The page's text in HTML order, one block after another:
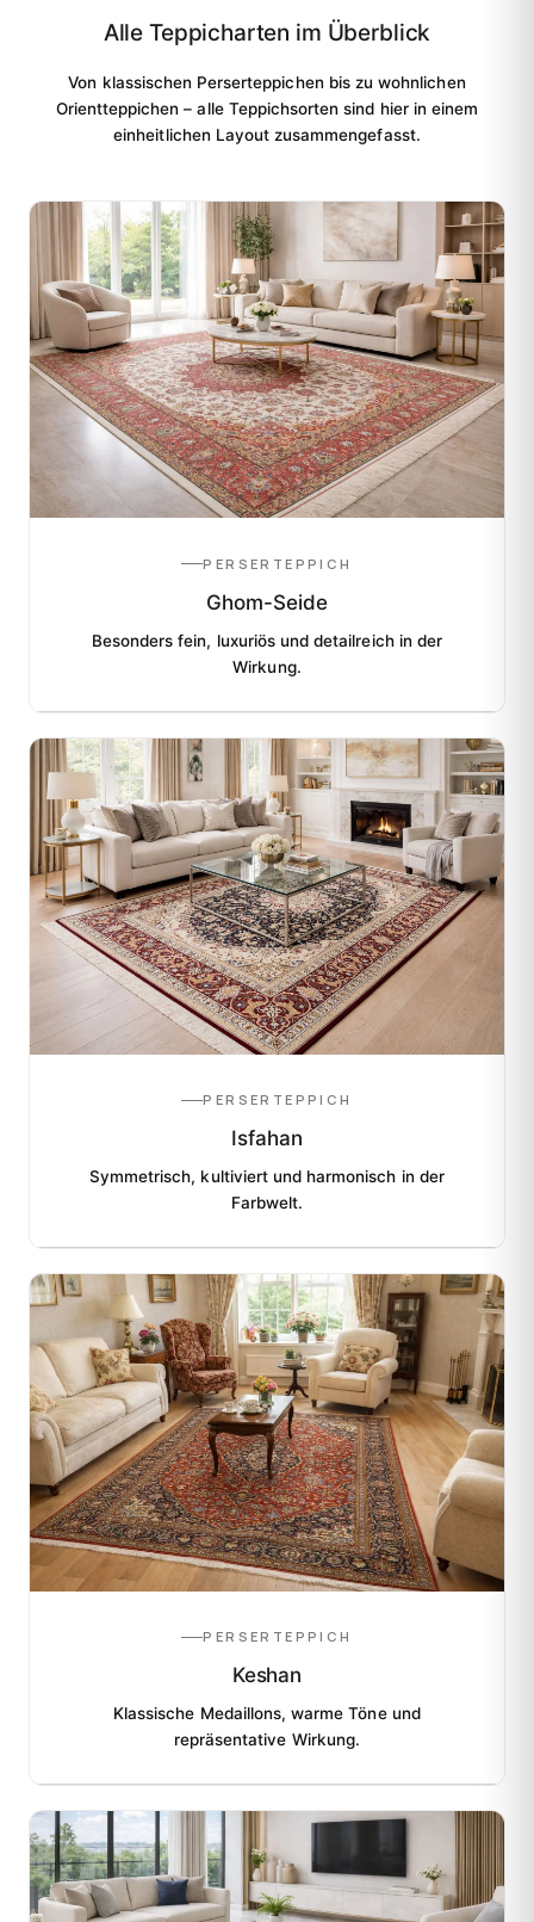
Alle Teppicharten im Überblick
Von klassischen Perserteppichen bis zu wohnlichen
Orientteppichen – alle Teppichsorten sind hier in einem
einheitlichen Layout zusammengefasst.
PERSERTEPPICH
Ghom-Seide
Besonders fein, luxuriös und detailreich in der
Wirkung.
PERSERTEPPICH
Isfahan
Symmetrisch, kultiviert und harmonisch in der
Farbwelt.
PERSERTEPPICH
Keshan
Klassische Medaillons, warme Töne und
repräsentative Wirkung.